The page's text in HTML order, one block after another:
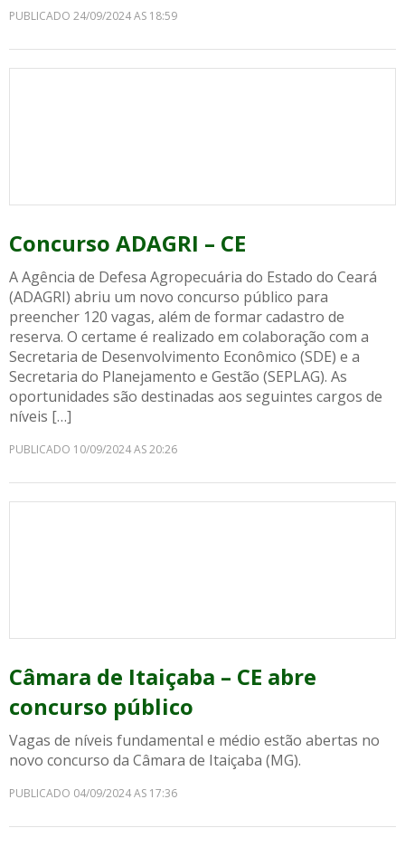
PUBLICADO 24/09/2024 AS 18:59
Concurso ADAGRI – CE
A Agência de Defesa Agropecuária do Estado do Ceará
(ADAGRI) abriu um novo concurso público para
preencher 120 vagas, além de formar cadastro de
reserva. O certame é realizado em colaboração com a
Secretaria de Desenvolvimento Econômico (SDE) e a
Secretaria do Planejamento e Gestão (SEPLAG). As
oportunidades são destinadas aos seguintes cargos de
níveis […]
PUBLICADO 10/09/2024 AS 20:26
Câmara de Itaiçaba – CE abre
concurso público
Vagas de níveis fundamental e médio estão abertas no
novo concurso da Câmara de Itaiçaba (MG).
PUBLICADO 04/09/2024 AS 17:36